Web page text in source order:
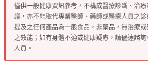
僅供一般健康資訊參考，不構成醫療診斷、治
議，亦不能取代專業醫師、藥師或醫療人員之
提及之任何產品為一般食品，非藥品，無治療
之效能；如有身體不適或健康疑慮，請儘速諮
人員。